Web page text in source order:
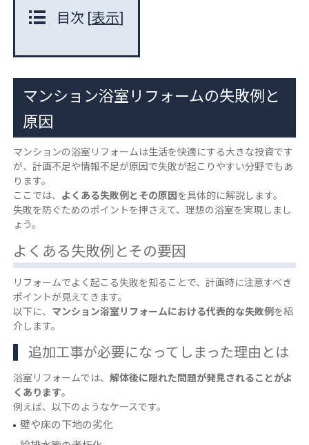
目次 [表示]
マンション浴室リフォームの失敗例と
原因
マンションの浴室リフォームは生活を快適にする大きな投資です
が、計画不足や情報不足が原因で失敗が起こりやすい分野でもあ
ります。
ここでは、 よくある失敗例とその原因を具体的に解説します。
失敗を防ぐためのポイントを押さえて、理想の浴室を実現しまし
ょう。
よくある失敗例とその要因
リフォームでよく起こる失敗を知ることで、計画時に注意すべき
ポイントが見えてきます。
以下に、 マンション浴室リフォームにおける代表的な失敗例を紹
介します。
追加工事が必要になってしまった理由とは
浴室リフォームでは、 解体後に隠れた問題が発見されることがよ
くあります。
例えば、以下のようなケースです。
壁や床の下地の劣化